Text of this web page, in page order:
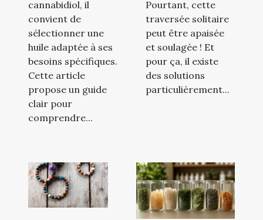
cannabidiol, il
convient de
sélectionner une
huile adaptée à ses
besoins spécifiques.
Cette article
propose un guide
clair pour
comprendre...
Pourtant, cette
traversée solitaire
peut être apaisée
et soulagée ! Et
pour ça, il existe
des solutions
particulièrement...